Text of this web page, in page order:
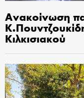
Ανακοίνωση
Κιλκισιακού